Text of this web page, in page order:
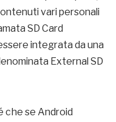
vari personali
SD Card
integrata da una
External SD
che se Android